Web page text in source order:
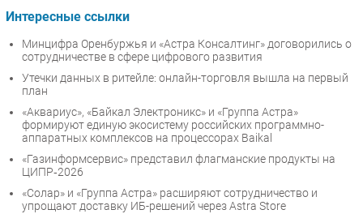
Интересные ссылки
Минцифра Оренбуржья и «Астра Консалтинг» договорились о
сотрудничестве в сфере цифрового развития
Утечки данных в ритейле: онлайн-торговля вышла на первый
план
«Аквариус», «Байкал Электроникс» и «Группа Астра»
формируют единую экосистему российских программно-
аппаратных комплексов на процессорах Baikal
«Газинформсервис» представил флагманские продукты на
ЦИПР‑2026
«Солар» и «Группа Астра» расширяют сотрудничество и
упрощают доставку ИБ-решений через Astra Store